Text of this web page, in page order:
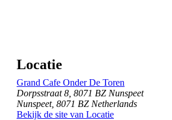
Locatie
Grand Cafe Onder De Toren
Dorpsstraat 8, 8071 BZ Nunspeet
Nunspeet, 8071 BZ Netherlands
Bekijk de site van Locatie